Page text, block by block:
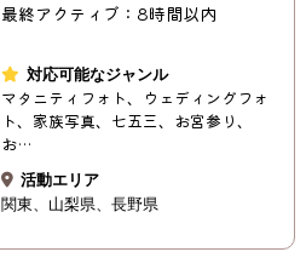
最終アクティブ：8時間以内
対応可能なジャンル
マタニティフォト、ウェディングフォ
ト、家族写真、七五三、お宮参り、
お…
活動エリア
関東
山梨県 長野県